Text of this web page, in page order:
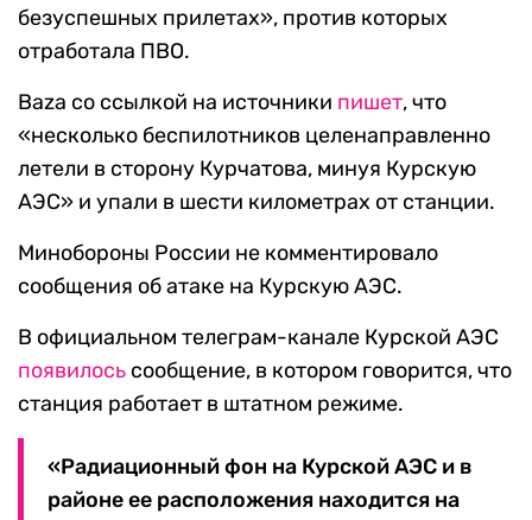
безуспешных прилетах», против которых
отработала ПВО.
Baza со ссылкой на источники пишет, что
«несколько беспилотников целенаправленно
летели в сторону Курчатова, минуя Курскую
АЭС» и упали в шести километрах от станции.
Минобороны России не комментировало
сообщения об атаке на Курскую АЭС.
В официальном телеграм-канале Курской АЭС
появилось сообщение, в котором говорится, что
станция работает в штатном режиме.
«Радиационный фон на Курской АЭС и в
районе ее расположения находится на